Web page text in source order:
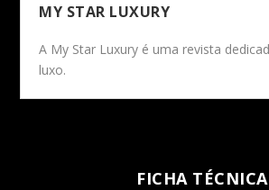
MY STAR LUXURY
A My Star Luxury é uma revista
luxo.
FICHA TÉCNICA